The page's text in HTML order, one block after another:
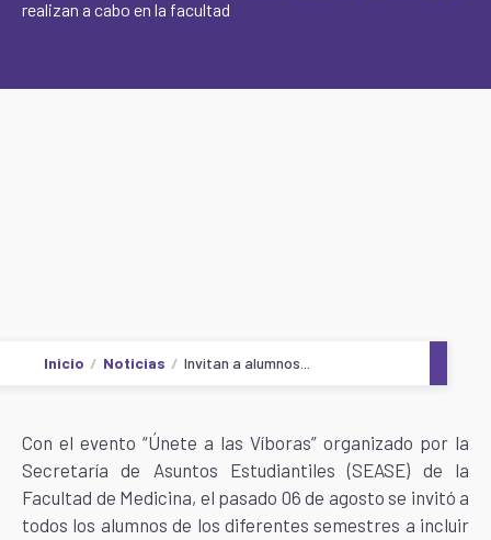
realizan a cabo en la facultad
Inicio Noticias Invitan a alumnos...
Con el evento “Únete a las Víboras” organizado por la
Secretaría de Asuntos Estudiantiles (SEASE) de la
Facultad de Medicina, el pasado 06 de agosto se invitó a
todos los alumnos de los diferentes semestres a incluir